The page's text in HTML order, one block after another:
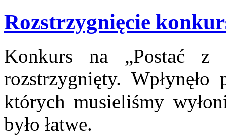
Rozstrzygnięcie
Konkurs na „Postać z
rozstrzygnięty.
których musieliśmy
było łatwe.